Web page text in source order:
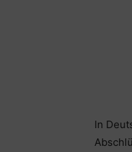
In